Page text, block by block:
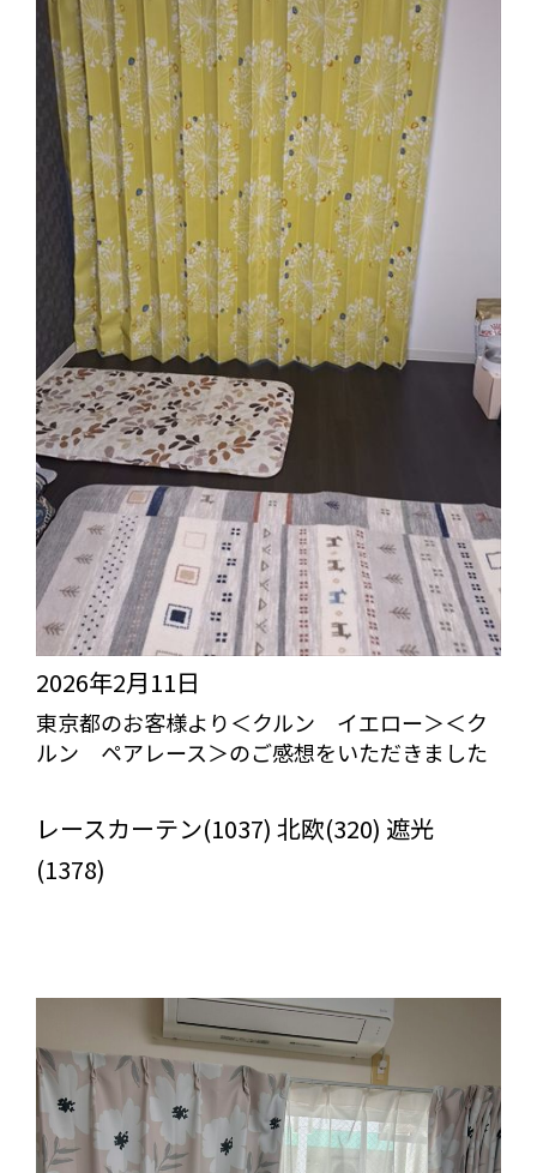
2026年2月11日
東京都のお客様より＜クルン イエロー＞＜ク
ルン ペアレース＞のご感想をいただきました
レースカーテン(1037) 北欧(320) 遮光
(1378)